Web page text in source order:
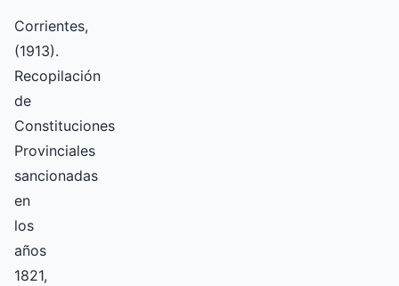
Corrientes,
(1913).
Recopilación
de
Constituciones
Provinciales
sancionadas
en
los
años
1821,